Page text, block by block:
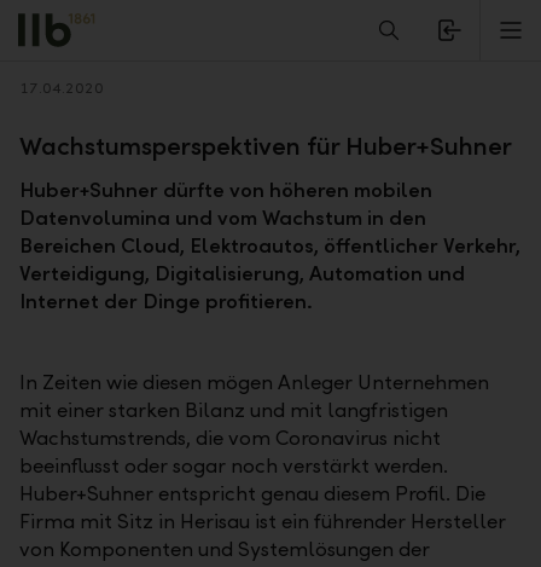
Alerts.Headline
Zurück
17.04.2020
Wachstumsperspektiven für Huber+Suhner
Huber+Suhner dürfte von höheren mobilen
Datenvolumina und vom Wachstum in den
Bereichen Cloud, Elektroautos, öffentlicher Verkehr,
Verteidigung, Digitalisierung, Automation und
Internet der Dinge profitieren.
In Zeiten wie diesen mögen Anleger Unternehmen
mit einer starken Bilanz und mit langfristigen
Wachstumstrends, die vom Coronavirus nicht
beeinflusst oder sogar noch verstärkt werden.
Huber+Suhner entspricht genau diesem Profil. Die
Firma mit Sitz in Herisau ist ein führender Hersteller
von Komponenten und Systemlösungen der